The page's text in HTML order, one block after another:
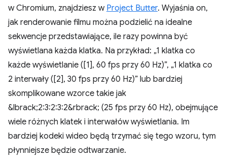
w Chromium, znajdziesz w Project Butter. Wyjaśnia on,
jak renderowanie filmu można podzielić na idealne
sekwencje przedstawiające, ile razy powinna być
wyświetlana każda klatka. Na przykład: „1 klatka co
każde wyświetlanie ([1], 60 fps przy 60 Hz)”, „1 klatka co
2 interwały ([2], 30 fps przy 60 Hz)” lub bardziej
skomplikowane wzorce takie jak
&lbrack;2:3:2:3:2&rbrack; (25 fps przy 60 Hz), obejmujące
wiele różnych klatek i interwałów wyświetlania. Im
bardziej kodeki wideo będą trzymać się tego wzoru, tym
płynniejsze będzie odtwarzanie.